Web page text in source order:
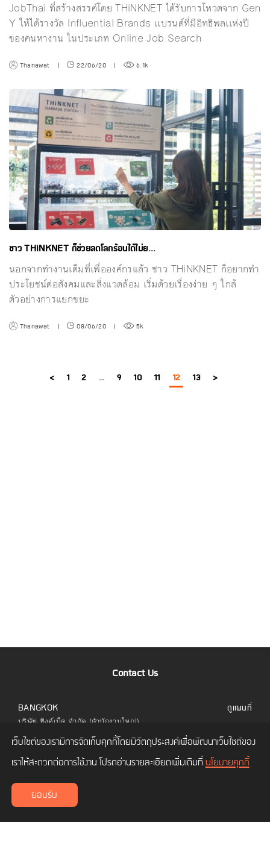
JobThai ที่สร้างสรรค์โดย THiNKNET ได้รับการโหวตจาก Gen
Y ให้ได้รางวัล Influential Brands เเบรนด์ที่มีอิทธิพลเเห่งปี
ของคนหางาน ในประเภท Online Job Search
Thanawat | 22/06/20 | 6.1k
ชาว THiNKNET ก็ช่วยลดโลกร้อนได้ไม่ย...
นอกจากทำงานเต็มที่เพื่อองค์กรแล้ว ชาว THiNKNET ก็อยากทำ
ประโยชน์ต่อสังคมและสิ่งแวดล้อม เริ่มด้วยเรื่องง่าย ๆ ใกล้
ตัวอย่างการแยกขยะ
Thanawat | 08/06/20 | 5k
< 1 2 ... 9 10 11 12 13 >
Contact Us
BANGKOK
บริษัท ทิงค์เน็ต จำกัด (สำนักงานใหญ่)
323 อาคารยูไนเต็ดเซ็นเตอร์ ชั้น 6 ห้อง 601 ถนน
สีลม แขวงสีลม เขตบางรัก กทม. 10500
โทร. 02 480 9990
ดูแผนที่
CHIANG MAI
บริษัท ทิงค์เน็ต จำกัด (สาขาเชียงใหม่)
เว็บไซต์ของเรามีการจัดเก็บคุกกี้โดยมีวัตถุประสงค์เพื่อพัฒนาเว็บไซต์ของ
เราให้สะดวกต่อการใช้งาน โปรดอ่านรายละเอียดเพิ่มเติมที่ นโยบายคุกกี้
ยอมรับ